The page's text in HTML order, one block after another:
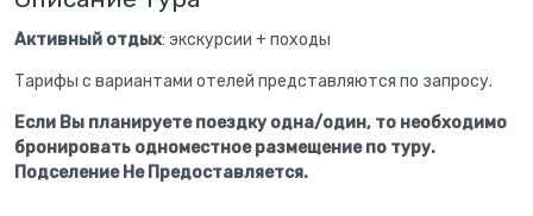
Активный отдых: экскурсии + походы
Тарифы с вариантами отелей представляются по запросу.
Если Вы планируете поездку одна/один, то необходимо
бронировать одноместное размещение по туру.
Подселение Не Предоставляется.